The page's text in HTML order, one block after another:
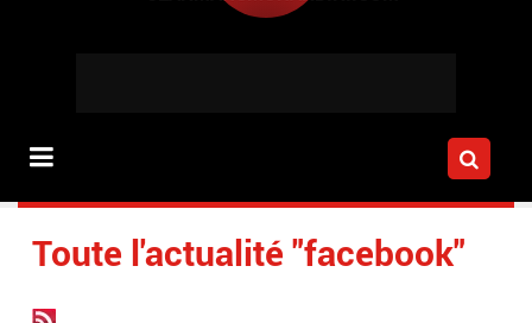
Toute l'actualité "facebook"